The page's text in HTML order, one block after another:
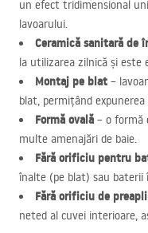
un efect tridimensional
lavoarului.
Ceramică sanitară de
la utilizarea zilnică și este
Montaj pe blat –
blat, permițând
Formă ovală – o formă
multe amenajări de baie.
Fără orificiu pentru
înalte (pe blat) sau baterii
Fără orificiu de
neted al cuvei interioare,